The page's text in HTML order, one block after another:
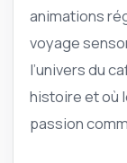
animations
voyage
l’univers du
histoire et où
passion